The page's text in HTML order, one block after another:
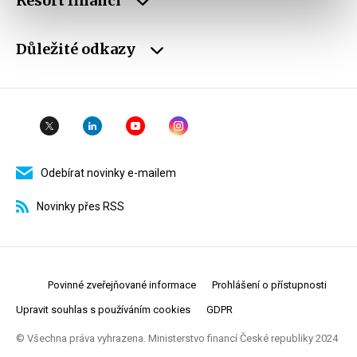
Důležité odkazy
Odebírat novinky e-mailem
Novinky přes RSS
Povinné zveřejňované informace Prohlášení o přístupnosti
Upravit souhlas s používáním cookies GDPR
© Všechna práva vyhrazena. Ministerstvo financí České republiky 2024